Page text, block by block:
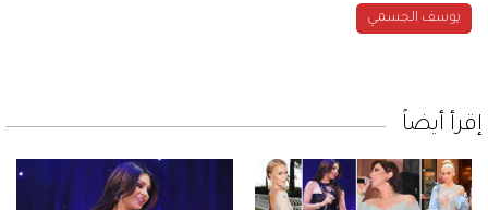
يوسف الجسمي
إقرأ أيضاً